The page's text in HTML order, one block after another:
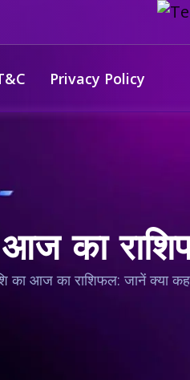
Privacy Policy
का
का आज का राशिफल: जानें क्या